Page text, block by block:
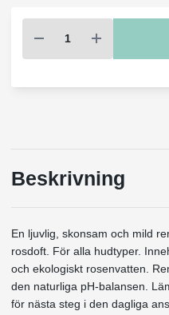
Beskrivning
En ljuvlig, skonsam och mild
rosdoft. För alla hudtyper.
och ekologiskt rosenvatten.
den naturliga pH-balansen.
för nästa steg i den dagliga